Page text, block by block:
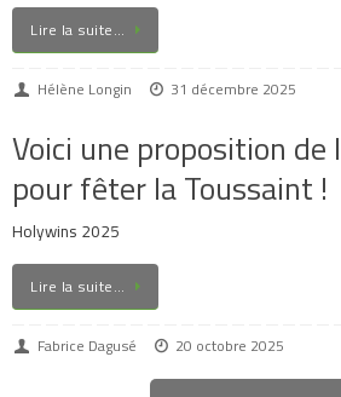
Lire la suite…
Hélène Longin 31 décembre 2025
Voici une proposition de
pour fêter la Toussaint !
Holywins 2025
Lire la suite…
Fabrice Dagusé 20 octobre 2025